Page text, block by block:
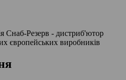
Снаб-Резерв - дистриб'ютор
європейських виробників